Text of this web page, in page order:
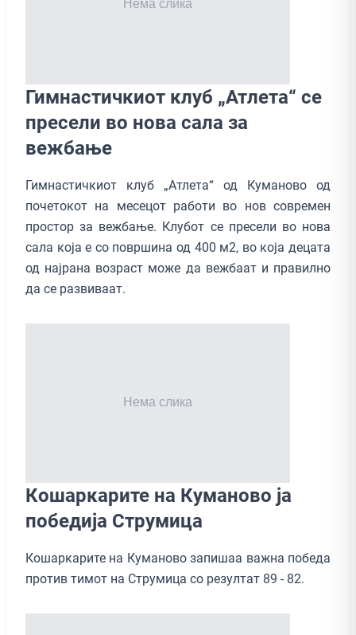
Гимнастичкиот клуб „Атлета“ се
пресели во нова сала за
вежбање
Гимнастичкиот клуб „Атлета“ од Куманово од
почетокот на месецот работи во нов современ
простор за вежбање. Клубот се пресели во нова
сала која е со површина од 400 м2, во која децата
од најрана возраст може да вежбаат и правилно
да се развиваат.
Кошаркарите на Куманово ја
победија Струмица
Кошаркарите на Куманово запишаа важна победа
против тимот на Струмица со резултат 89 - 82.